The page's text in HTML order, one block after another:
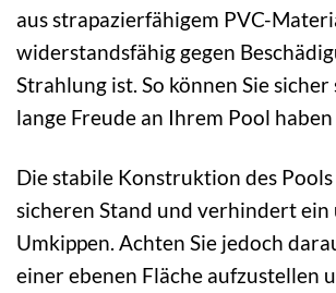
aus strapazierfähigem PVC-
widerstandsfähig gegen
Strahlung ist. So können Sie sicher
lange Freude an Ihrem Pool
Die stabile Konstruktion des
sicheren Stand und verhindert
Umkippen. Achten Sie jedoch
einer ebenen Fläche aufzustellen